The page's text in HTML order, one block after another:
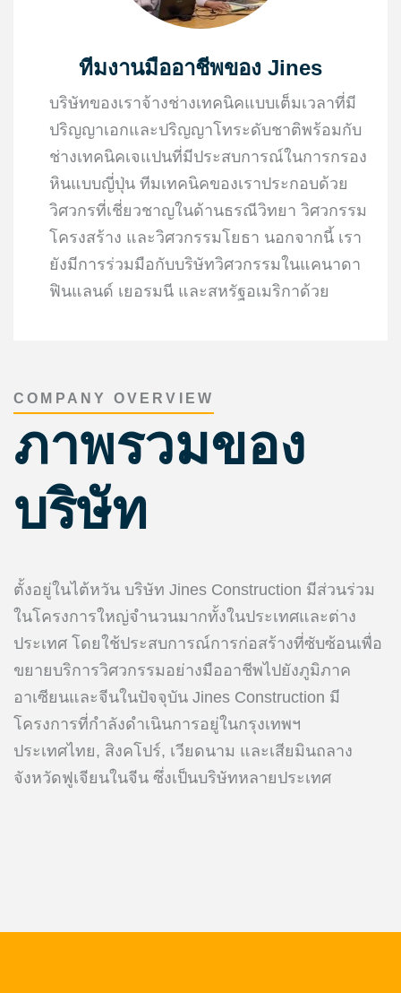
ทีมงานมืออาชีพของ Jines
บริษัทของเราจ้างช่างเทคนิคแบบเต็มเวลาที่มี
ปริญญาเอกและปริญญาโทระดับชาติพร้อมกับ
ช่างเทคนิคเจแปนที่มีประสบการณ์ในการกรอง
หินแบบญี่ปุ่น ทีมเทคนิคของเราประกอบด้วย
วิศวกรที่เชี่ยวชาญในด้านธรณีวิทยา วิศวกรรม
โครงสร้าง และวิศวกรรมโยธา นอกจากนี้ เรา
ยังมีการร่วมมือกับบริษัทวิศวกรรมในแคนาดา
ฟินแลนด์ เยอรมนี และสหรัฐอเมริกาด้วย
COMPANY OVERVIEW
ภาพรวมของ
บริษัท
ตั้งอยู่ในไต้หวัน บริษัท Jines Construction มีส่วนร่วม
ในโครงการใหญ่จำนวนมากทั้งในประเทศและต่าง
ประเทศ โดยใช้ประสบการณ์การก่อสร้างที่ซับซ้อนเพื่อ
ขยายบริการวิศวกรรมอย่างมืออาชีพไปยังภูมิภาค
อาเซียนและจีนในปัจจุบัน Jines Construction มี
โครงการที่กำลังดำเนินการอยู่ในกรุงเทพฯ
ประเทศไทย, สิงคโปร์, เวียดนาม และเสียมินถลาง
จังหวัดฟูเจียนในจีน ซึ่งเป็นบริษัทหลายประเทศ